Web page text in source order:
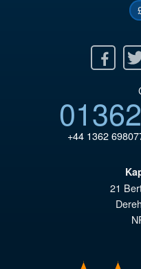
Twitter
+44 1362
21